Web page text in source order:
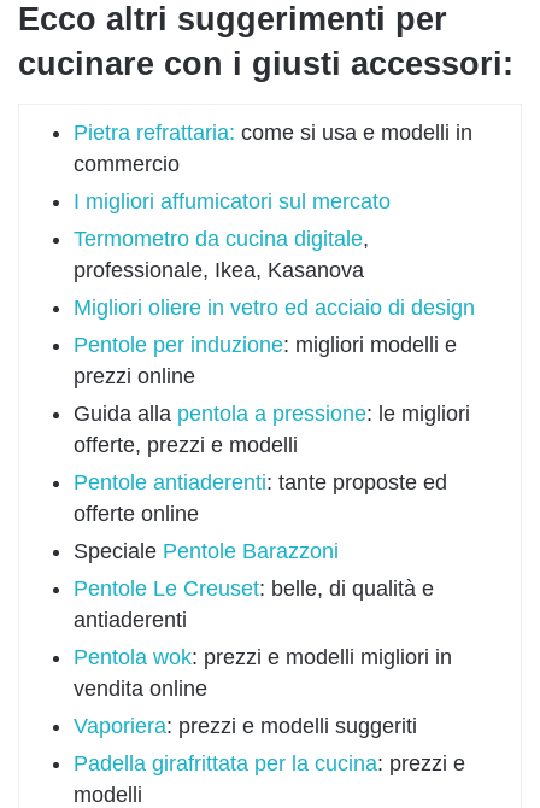
Ecco altri suggerimenti per
cucinare con i giusti accessori:
Pietra refrattaria: come si usa e modelli in
commercio
I migliori affumicatori sul mercato
Termometro da cucina digitale,
professionale, Ikea, Kasanova
Migliori oliere in vetro ed acciaio di design
Pentole per induzione: migliori modelli e
prezzi online
Guida alla pentola a pressione: le migliori
offerte, prezzi e modelli
Pentole antiaderenti: tante proposte ed
offerte online
Speciale Pentole Barazzoni
Pentole Le Creuset: belle, di qualità e
antiaderenti
Pentola wok: prezzi e modelli migliori in
vendita online
Vaporiera: prezzi e modelli suggeriti
Padella girafrittata per la cucina: prezzi e
modelli